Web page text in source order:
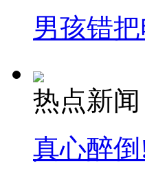
男孩错
热点新闻
真心醉